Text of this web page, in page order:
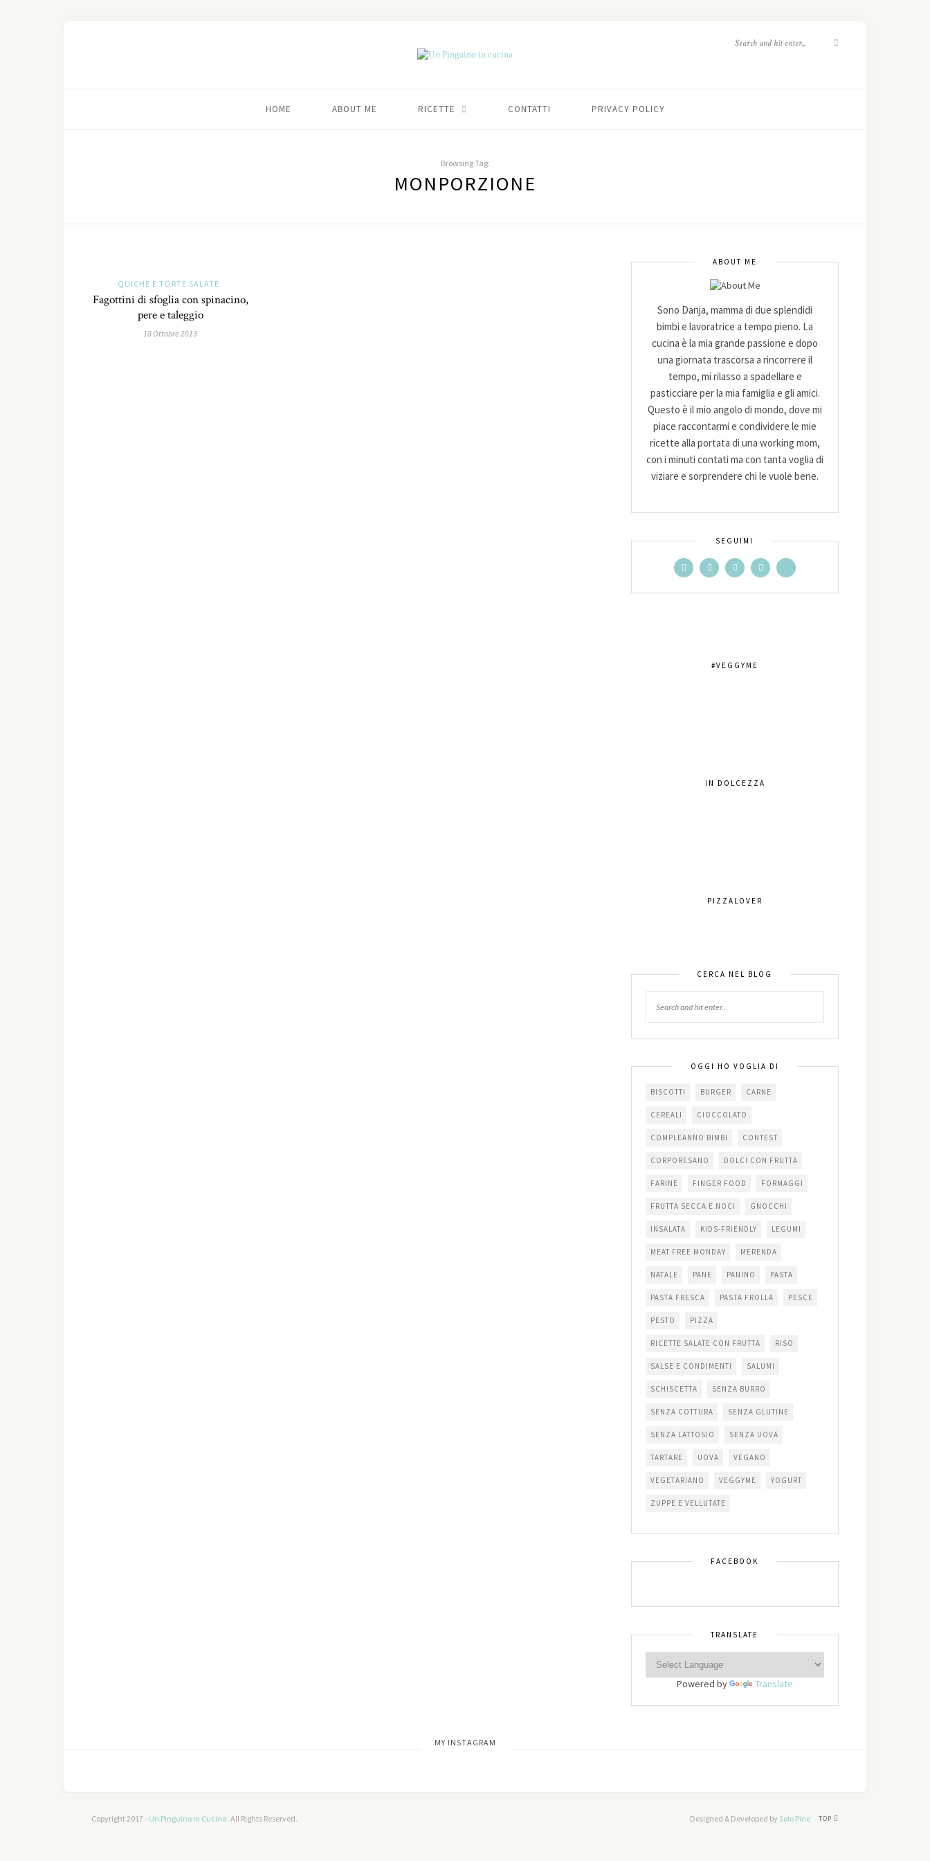
HOME ABOUT ME RICETTE CONTATTI PRIVACY POLICY
Browsing Tag:
MONPORZIONE
QUICHE E TORTE SALATE
Fagottini di sfoglia con spinacino,
pere e taleggio
18 Ottobre 2013
ABOUT ME
Sono Danja, mamma di due splendidi
bimbi e lavoratrice a tempo pieno. La
cucina è la mia grande passione e dopo
una giornata trascorsa a rincorrere il
tempo, mi rilasso a spadellare e
pasticciare per la mia famiglia e gli amici.
Questo è il mio angolo di mondo, dove mi
piace raccontarmi e condividere le mie
ricette alla portata di una working mom,
con i minuti contati ma con tanta voglia di
viziare e sorprendere chi le vuole bene.
SEGUIMI
#VEGGYME
IN DOLCEZZA
PIZZALOVER
CERCA NEL BLOG
OGGI HO VOGLIA DI
BISCOTTI BURGER CARNE
CEREALI CIOCCOLATO
COMPLEANNO BIMBI CONTEST
CORPORESANO DOLCI CON FRUTTA
FARINE FINGER FOOD FORMAGGI
FRUTTA SECCA E NOCI GNOCCHI
INSALATA KIDS-FRIENDLY LEGUMI
MEAT FREE MONDAY MERENDA
NATALE PANE PANINO PASTA
PASTA FRESCA PASTA FROLLA PESCE
PESTO PIZZA
RICETTE SALATE CON FRUTTA RISO
SALSE E CONDIMENTI SALUMI
SCHISCETTA SENZA BURRO
SENZA COTTURA SENZA GLUTINE
SENZA LATTOSIO SENZA UOVA
TARTARE UOVA VEGANO
VEGETARIANO VEGGYME YOGURT
ZUPPE E VELLUTATE
FACEBOOK
TRANSLATE
Powered by Translate
MY INSTAGRAM
[wdi_feed id=”2″]
Copyright 2017 - Un Pinguino in Cucina. All Rights Reserved. TOP
Designed & Developed by Solo Pine